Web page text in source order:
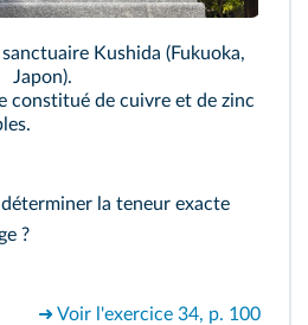
Kushida (Fukuoka,
Japon).
constitué de cuivre et de zinc
la teneur exacte
?
➜ Voir l'exercice 34, p. 100